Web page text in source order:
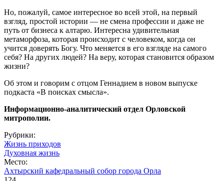
Но, пожалуй, самое интересное во всей этой, на первый
взгляд, простой истории — не смена профессии и даже не
путь от бизнеса к алтарю. Интересна удивительная
метаморфоза, которая происходит с человеком, когда он
учится доверять Богу. Что меняется в его взгляде на самого
себя? На других людей? На веру, которая становится образом
жизни?
Об этом и говорим с отцом Геннадием в новом выпуске
подкаста «В поисках смысла».
Информационно-аналитический отдел Орловской
митрополии.
Рубрики:
Жизнь приходов
Духовная жизнь
Место:
Ахтырский кафедральный собор города Орла